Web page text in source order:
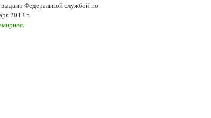
Федеральной службой по
2013 г.
.